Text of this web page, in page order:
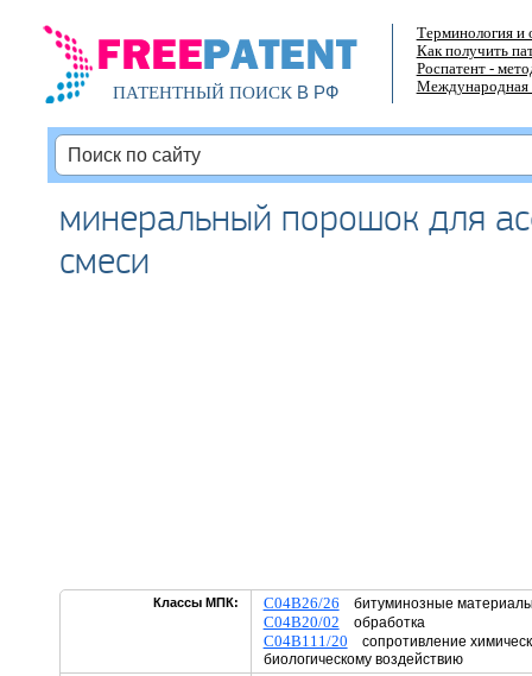
ПАТЕНТНЫЙ ПОИСКВ РФ
Терминология и
Как получить
Роспатент -
Международная
минеральный порошок для
смеси
Классы МПК: C04B26/26 битуминозные
C04B20/02 обработка
C04B111/20 сопротивление
биологическому воздействию